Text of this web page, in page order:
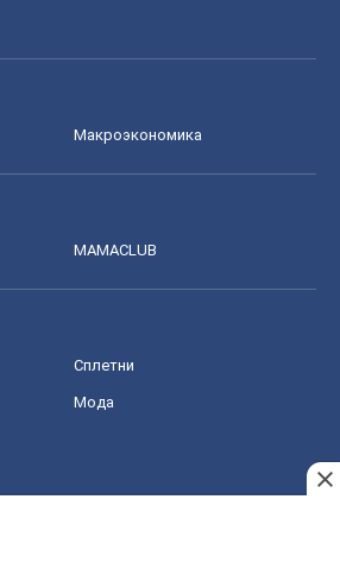
Mакроэкономика
MAMACLUB
Сплетни
Мода